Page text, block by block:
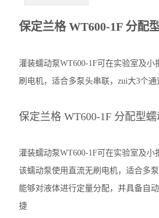
保定兰格 WT600-1F 分配
灌装蠕动泵WT600-1F可在实验室及
刷电机，适合多泵头串联，zui大3个通
保定兰格 WT600-1F 分配型蠕
灌装蠕动泵WT600-1F可在实验室及小
该蠕动泵使用直流无刷电机，适合多
能够对液体进行定量分配，并具备自
捷